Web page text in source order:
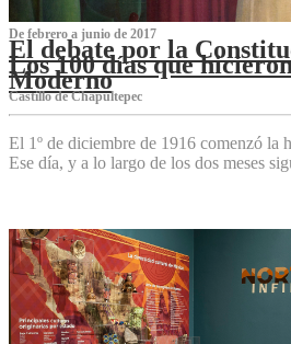
De febrero a junio de 2017
El debate por la
Los 100 días que
Moderno
Castillo de Chapultepec
El 1º de diciembre de 1916 comenzó la
Ese día, y a lo largo de los dos meses